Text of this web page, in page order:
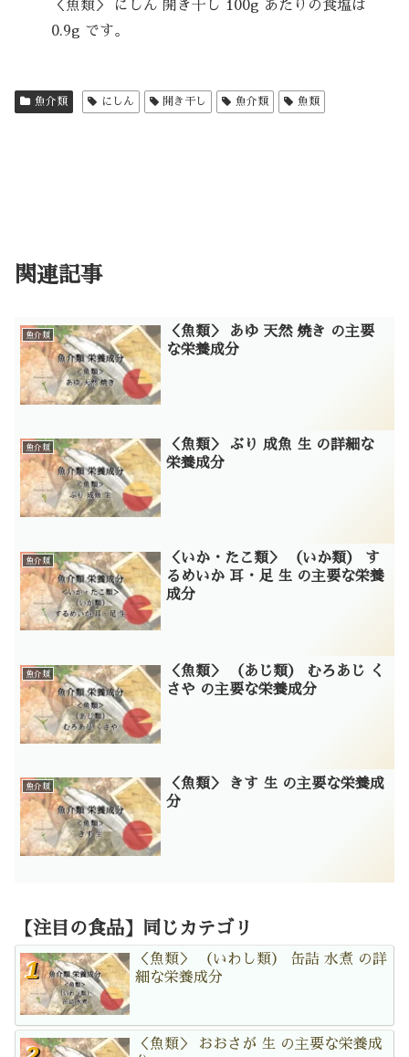
＜魚類＞ にしん 開き干し 100g あたりの食塩は
0.9g です。
魚介類 にしん 開き干し 魚介類 魚類
関連記事
魚介類
＜魚類＞ あゆ 天然 焼き の主要
な栄養成分
魚介類
＜魚類＞ ぶり 成魚 生 の詳細な
栄養成分
魚介類
＜いか・たこ類＞ （いか類） す
るめいか 耳・足 生 の主要な栄養
成分
魚介類
＜魚類＞ （あじ類） むろあじ く
さや の主要な栄養成分
魚介類
＜魚類＞ きす 生 の主要な栄養成
分
【注目の食品】同じカテゴリ
＜魚類＞ （いわし類） 缶詰 水煮 の詳
細な栄養成分
＜魚類＞ おおさが 生 の主要な栄養成